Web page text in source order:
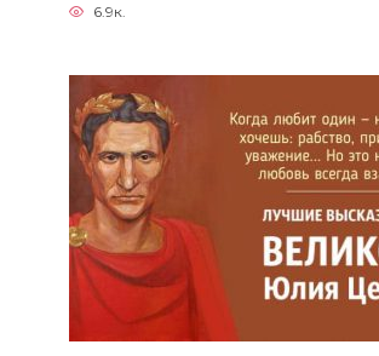
6.9к.